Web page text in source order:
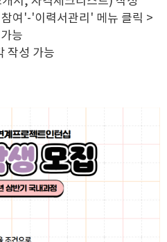
여'-'이력서관리' 메뉴 클릭 >
능
작성 가능